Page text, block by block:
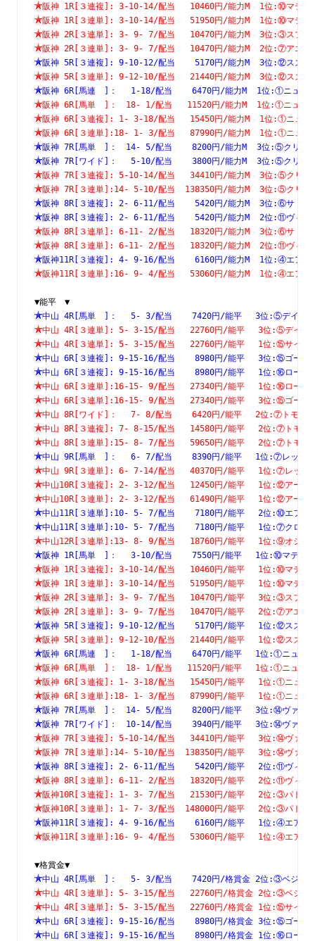
阪神 1R[３連複]: 3-10-14/配当   10460円/能力M  1位
阪神 1R[３連単]: 3-10-14/配当   51950円/能力M  1位
阪神 2R[３連単]: 3- 9- 7/配当   10470円/能力M  3
阪神 2R[３連単]: 3- 9- 7/配当   10470円/能力
阪神 5R[３連複]: 9-10-12/配当    5170円/能力M  3位
阪神 5R[３連単]: 9-12-10/配当   21440円/能力M  3位
阪神 6R[馬連　]：　 1-18/配当    6470円/能力M
阪神 6R[馬単　]：　18- 1/配当   11520円/能力M
阪神 6R[３連複]: 1- 3-18/配当   15450円/能力M
阪神 6R[３連単]:18- 1- 3/配当   87990円/能力M
阪神 7R[馬単　]：　14- 5/配当    8200円/能力M
阪神 7R[ワイド]：　 5-10/配当    3800円/能力M
阪神 7R[３連複]: 5-10-14/配当   34410円/能力M
阪神 7R[３連単]:14- 5-10/配当  138350円/能力M
阪神 8R[３連複]: 2- 6-11/配当    5420円/能力M
阪神 8R[３連複]: 2- 6-11/配当    5420円/能力M
阪神 8R[３連単]: 6-11- 2/配当   18320円/能力M
阪神 8R[３連単]: 6-11- 2/配当   18320円/能力M
阪神11R[３連複]: 4- 9-16/配当    6160円/能力M  1位:④エアア
阪神11R[３連単]:16- 9- 4/配当   53060円/能力M  1位:④エアア
▼能平　▼
中山 4R[馬単　]：　 5- 3/配当    7420円/能平　 3
中山 4R[３連単]: 5- 3-15/配当   22760円/能平　 3
中山 4R[３連単]: 5- 3-15/配当   22760円/能平
中山 6R[３連複]: 9-15-16/配当    8980円/能平　
中山 6R[３連複]: 9-15-16/配当    8980円/能平　 1位
中山 6R[３連単]:16-15- 9/配当   27340円/能平　 1位
中山 6R[３連単]:16-15- 9/配当   27340円/能平　
中山 8R[ワイド]：　 7- 8/配当    6420円/能平　 2位:⑦トモジ
中山 8R[３連複]: 7- 8-15/配当   14580円/能平　 2位:⑦トモジ
中山 8R[３連単]:15- 8- 7/配当   59650円/能平　 2位:⑦トモジ
中山 9R[馬単　]：　 6- 7/配当    8390円/能平　 1位:⑦レッドヴ
中山 9R[３連単]: 6- 7-14/配当   40370円/能平　 1位:⑦レッドヴ
中山10R[３連複]: 2- 3-12/配当   12450円/能平　 1位:⑫アーバン
中山10R[３連単]: 2- 3-12/配当   61490円/能平　 1位:⑫アーバン
中山11R[３連単]:10- 5- 7/配当    7180円/能平　 2位:⑩エフフ
中山11R[３連単]:10- 5- 7/配当    7180円/能平　 1位:⑦クロノ
中山12R[３連単]:13- 8- 9/配当   18760円/能平　 1位:⑨オシリス
阪神 1R[馬単　]：　 3-10/配当    7550円/能平　 1位
阪神 1R[３連複]: 3-10-14/配当   10460円/能平　 1位
阪神 1R[３連単]: 3-10-14/配当   51950円/能平　 1位
阪神 2R[３連単]: 3- 9- 7/配当   10470円/能平　 3
阪神 2R[３連単]: 3- 9- 7/配当   10470円/能平
阪神 5R[３連複]: 9-10-12/配当    5170円/能平　 1位
阪神 5R[３連単]: 9-12-10/配当   21440円/能平　 1位
阪神 6R[馬連　]：　 1-18/配当    6470円/能平　 1
阪神 6R[馬単　]：　18- 1/配当   11520円/能平　 1
阪神 6R[３連複]: 1- 3-18/配当   15450円/能平　
阪神 6R[３連単]:18- 1- 3/配当   87990円/能平　
阪神 7R[馬単　]：　14- 5/配当    8200円/能平　
阪神 7R[ワイド]：　10-14/配当    3940円/能平　
阪神 7R[３連複]: 5-10-14/配当   34410円/能平　
阪神 7R[３連単]:14- 5-10/配当  138350円/能平
阪神 8R[３連複]: 2- 6-11/配当    5420円/能平　
阪神 8R[３連単]: 6-11- 2/配当   18320円/能平　
阪神10R[３連複]: 1- 3- 7/配当   21530円/能平　 2位:③パトリ
阪神10R[３連単]: 1- 7- 3/配当  148000円/能平　 2位:③パトリ
阪神11R[３連複]: 4- 9-16/配当    6160円/能平　 1位:④エアア
阪神11R[３連単]:16- 9- 4/配当   53060円/能平　 1位:④エアア
▼格賞金▼
中山 4R[馬単　]：　 5- 3/配当    7420円/格賞
中山 4R[３連単]: 5- 3-15/配当   22760円/格賞
中山 4R[３連単]: 5- 3-15/配当   22760円/格賞
中山 6R[３連複]: 9-15-16/配当    8980円/格賞金
中山 6R[３連複]: 9-15-16/配当    8980円/格賞金 1位